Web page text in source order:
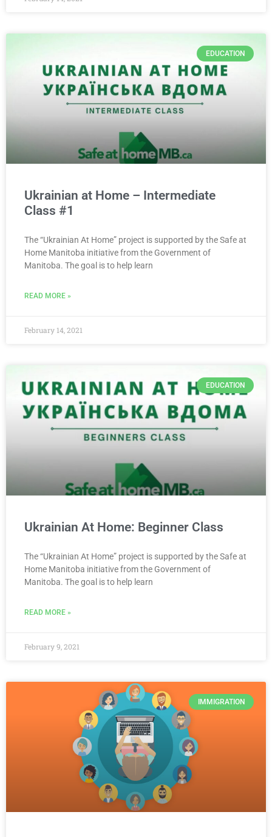
EDUCATION
Ukrainian at Home – Intermediate
Class #1
The “Ukrainian At Home” project is supported by the Safe at
Home Manitoba initiative from the Government of
Manitoba. The goal is to help learn
READ MORE »
February 14, 2021
EDUCATION
Ukrainian At Home: Beginner Class
The “Ukrainian At Home” project is supported by the Safe at
Home Manitoba initiative from the Government of
Manitoba. The goal is to help learn
READ MORE »
February 9, 2021
IMMIGRATION